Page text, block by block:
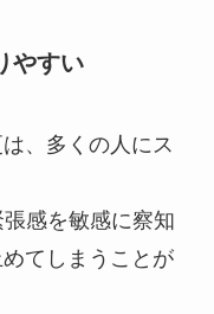
やすい
、多くの人にス
感を敏感に察知
てしまうことが